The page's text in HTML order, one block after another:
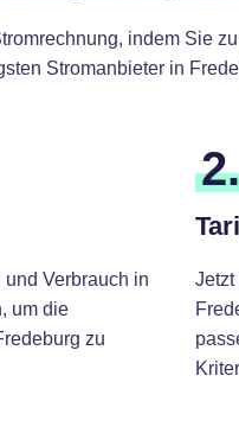
indem Sie
Stromanbieter in
Verbrauch in
um die
zu
2.
Jetzt